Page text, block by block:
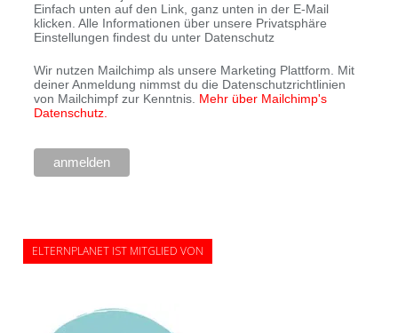
Einfach unten auf den Link, ganz unten in der E-Mail
klicken. Alle Informationen über unsere Privatsphäre
Einstellungen findest du unter Datenschutz
Wir nutzen Mailchimp als unsere Marketing Plattform. Mit
deiner Anmeldung nimmst du die Datenschutzrichtlinien
von Mailchimpf zur Kenntnis. Mehr über Mailchimp's
Datenschutz.
ELTERNPLANET IST MITGLIED VON